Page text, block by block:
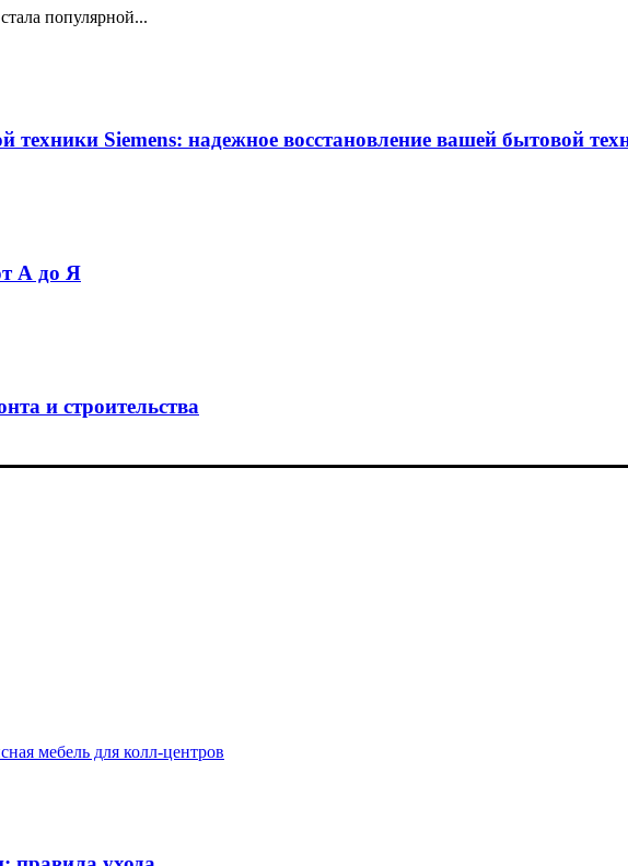
популярной...
Siemens: надежное восстановление вашей бытовой
А до Я
и строительства
мебель для колл-центров